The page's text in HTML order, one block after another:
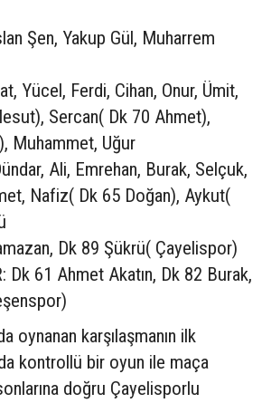
Şen, Yakup Gül, Muharrem
Yücel, Ferdi, Cihan, Onur, Ümit,
Sercan( Dk 70 Ahmet),
Muhammet, Uğur
Ali, Emrehan, Burak, Selçuk,
Nafiz( Dk 65 Doğan), Aykut(
Dk 89 Şükrü( Çayelispor)
Dk 61 Ahmet Akatın, Dk 82 Burak,
oynanan karşılaşmanın ilk
da kontrollü bir oyun ile maça
doğru Çayelisporlu